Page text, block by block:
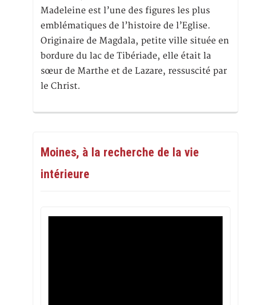
Madeleine est l’une des figures les plus
emblématiques de l’histoire de l’Eglise.
Originaire de Magdala, petite ville située en
bordure du lac de Tibériade, elle était la
sœur de Marthe et de Lazare, ressuscité par
le Christ.
Moines, à la recherche de la vie
intérieure